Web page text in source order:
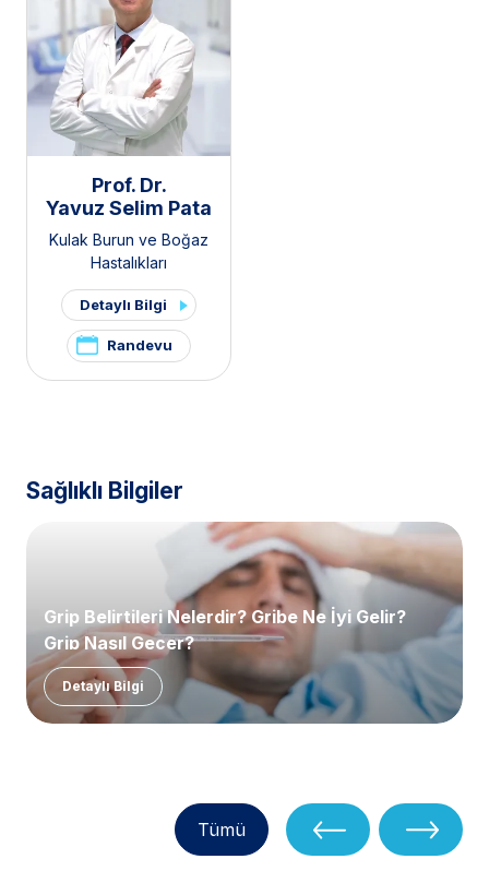
Prof. Dr.
Yavuz Selim Pata
Kulak Burun ve Boğaz
Hastalıkları
Detaylı Bilgi
Randevu
Sağlıklı Bilgiler
Grip Belirtileri Nelerdir? Gribe Ne İyi Gelir?
Grip Nasıl Geçer?
Detaylı Bilgi
Tümü